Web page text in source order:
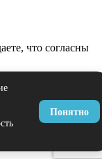
что согласны
Ваш номер
согласны на
Понятно